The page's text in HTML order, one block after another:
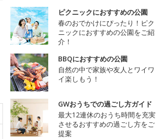
ピクニックにおすすめの公園
春のおでかけにぴったり！ピク
ニックにおすすめの公園をご紹
介！
BBQにおすすめの公園
自然の中で家族や友人とワイワ
イ楽しもう！
GWおうちでの過ごし方ガイド
最大12連休のおうち時間を充実
させるおすすめの過ごし方をご
提案